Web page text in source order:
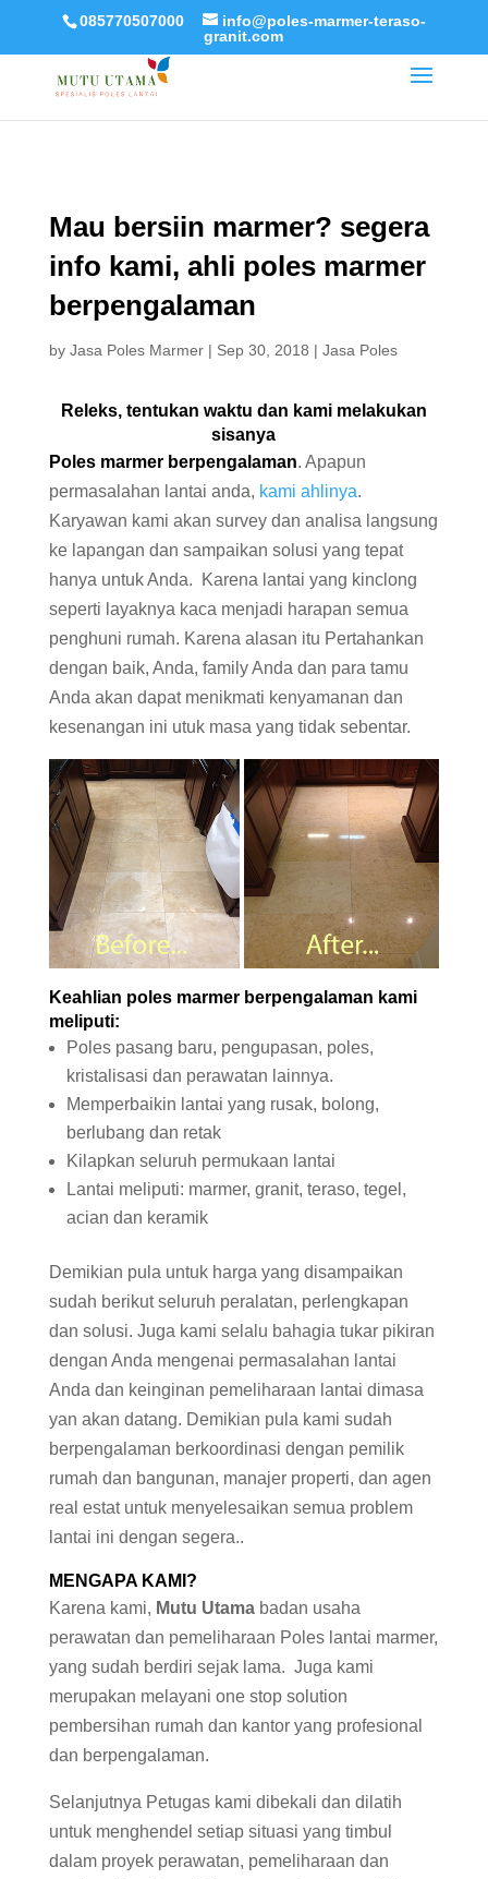
085770507000
info@poles-marmer-teraso-
granit.com
Mau bersiin marmer? segera
info kami, ahli poles marmer
berpengalaman
by Jasa Poles Marmer| Sep 30, 2018 | Jasa Poles
Releks, tentukan waktu dan kami melakukan
sisanya
Poles marmer berpengalaman. Apapun
permasalahan lantai anda, kami ahlinya.
Karyawan kami akan survey dan analisa langsung
ke lapangan dan sampaikan solusi yang tepat
hanya untuk Anda. Karena lantai yang kinclong
seperti layaknya kaca menjadi harapan semua
penghuni rumah. Karena alasan itu Pertahankan
dengan baik, Anda, family Anda dan para tamu
Anda akan dapat menikmati kenyamanan dan
kesenangan ini utuk masa yang tidak sebentar.
Keahlian poles marmer berpengalaman kami
meliputi:
Poles pasang baru, pengupasan, poles,
kristalisasi dan perawatan lainnya.
Memperbaikin lantai yang rusak, bolong,
berlubang dan retak
Kilapkan seluruh permukaan lantai
Lantai meliputi: marmer, granit, teraso, tegel,
acian dan keramik
Demikian pula untuk harga yang disampaikan
sudah berikut seluruh peralatan, perlengkapan
dan solusi. Juga kami selalu bahagia tukar pikiran
dengan Anda mengenai permasalahan lantai
Anda dan keinginan pemeliharaan lantai dimasa
yan akan datang. Demikian pula kami sudah
berpengalaman berkoordinasi dengan pemilik
rumah dan bangunan, manajer properti, dan agen
real estat untuk menyelesaikan semua problem
lantai ini dengan segera..
MENGAPA KAMI?
Karena kami, Mutu Utama badan usaha
perawatan dan pemeliharaan Poles lantai marmer,
yang sudah berdiri sejak lama. Juga kami
merupakan melayani one stop solution
pembersihan rumah dan kantor yang profesional
dan berpengalaman.
Selanjutnya Petugas kami dibekali dan dilatih
untuk menghendel setiap situasi yang timbul
dalam proyek perawatan, pemeliharaan dan